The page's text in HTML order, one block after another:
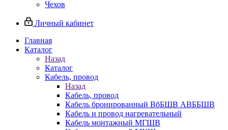
Чехов
Личный кабинет
Главная
Каталог
Назад
Каталог
Кабель, провод
Назад
Кабель, провод
Кабель бронированный ВбБШВ АВББШВ
Кабель и провод нагревательный
Кабель монтажный МГШВ